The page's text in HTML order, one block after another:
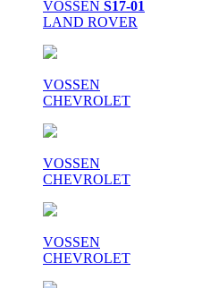
VOSSEN S17-01
LAND ROVER
VOSSEN
CHEVROLET
VOSSEN
CHEVROLET
VOSSEN
CHEVROLET